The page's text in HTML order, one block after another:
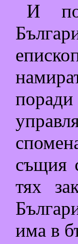
И
същия
тях
има в